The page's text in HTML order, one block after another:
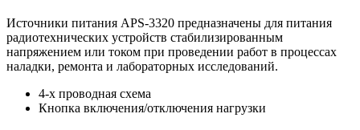
Источники питания APS-3320 предназначены для питания
радиотехнических устройств стабилизированным
напряжением или током при проведении работ в процессах
наладки, ремонта и лабораторных исследований.
4-х проводная схема
Кнопка включения/отключения нагрузки